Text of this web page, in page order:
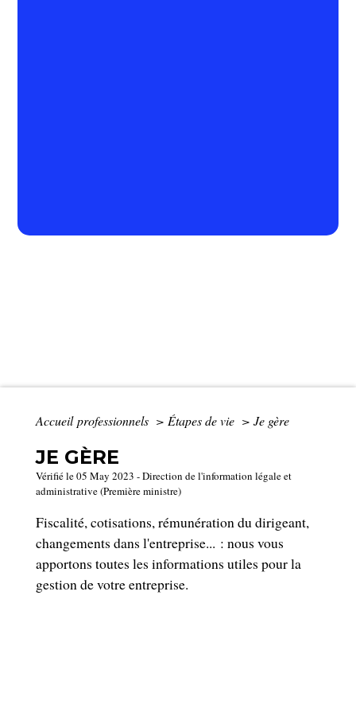
Accueil professionnels > Étapes de vie > Je gère
JE GÈRE
Vérifié le 05 May 2023 - Direction de l'information légale et
administrative (Première ministre)
Fiscalité, cotisations, rémunération du dirigeant,
changements dans l'entreprise... : nous vous
apportons toutes les informations utiles pour la
gestion de votre entreprise.